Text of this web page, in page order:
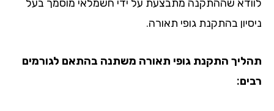
שההתקנה מתבצעת על ידי חשמלאי מוסמך בעל
בהתקנת גופי תאורה.
התקנת גופי תאורה משתנה בהתאם לגורמים